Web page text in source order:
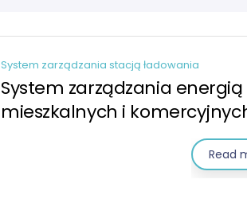
System zarządzania stacją ładowania
System zarządzania
mieszkalnych i
Read